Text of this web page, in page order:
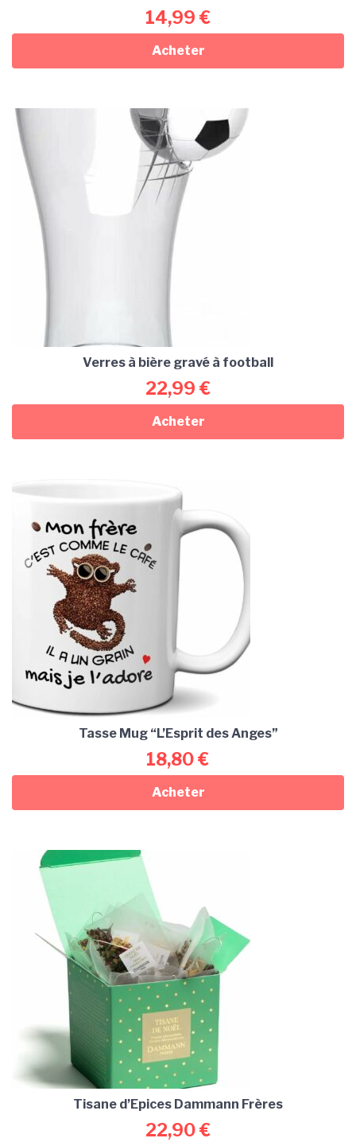
14,99 €
Acheter
Verres à bière gravé à football
22,99 €
Acheter
Tasse Mug “L’Esprit des Anges”
18,80€
Acheter
Tisane d’Epices Dammann Frères
22,90€